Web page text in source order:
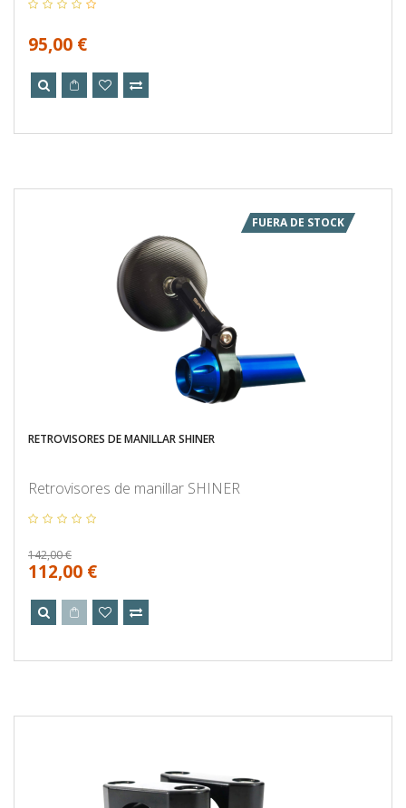
95,00 €
FUERA DE STOCK
RETROVISORES DE MANILLAR SHINER
Retrovisores de manillar SHINER
142,00 €
112,00 €